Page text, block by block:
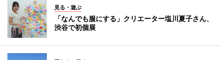
見る・遊ぶ
「なんでも服にする」クリエーター塩川夏子さん、
渋谷で初個展